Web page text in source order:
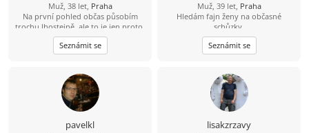
Muž, 38 let, Praha
Na první pohled občas působím
trochu lhostejně, ale to je jen proto,
že svět raději tiše vnímám, než abych
měl potřebu ho neustále
komentovat. Pokud se se mnou
přeskočí sama.
Seznámit se
Muž, 39 let, Praha
Hledám fajn ženy na občasné
schůzky.
Seznámit se
pavelkl lisakzrzavy